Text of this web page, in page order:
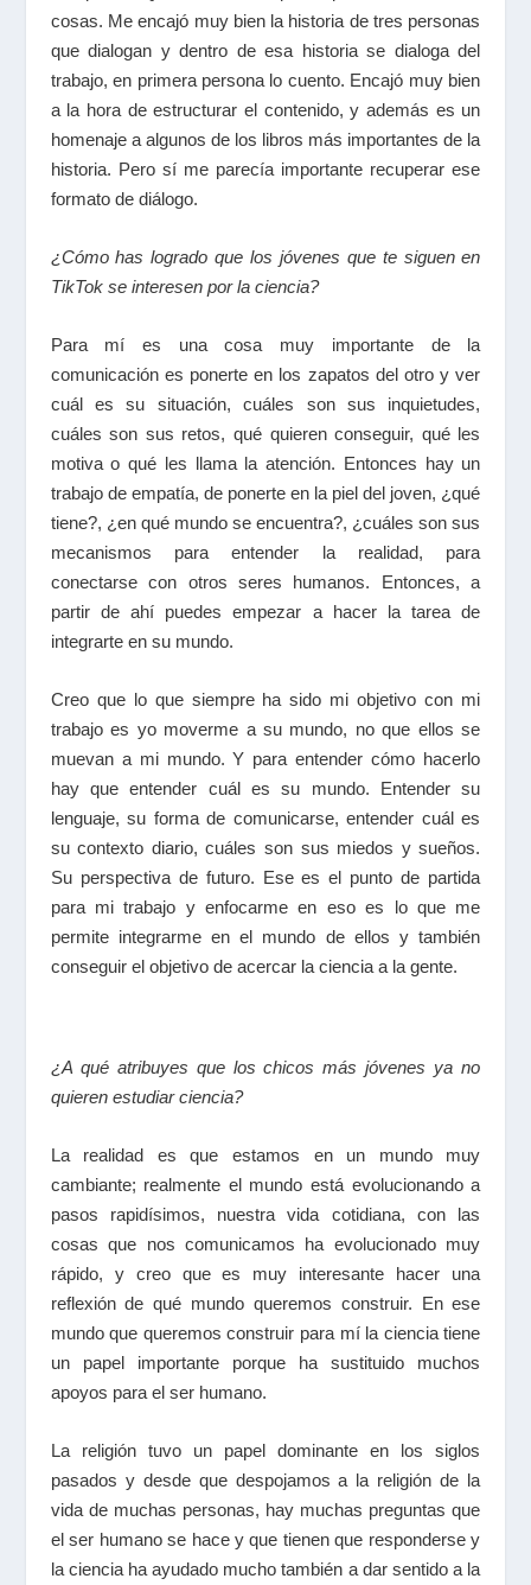
cosas. Me encajó muy bien la historia de tres personas
que dialogan y dentro de esa historia se dialoga del
trabajo, en primera persona lo cuento. Encajó muy bien
a la hora de estructurar el contenido, y además es un
homenaje a algunos de los libros más importantes de la
historia. Pero sí me parecía importante recuperar ese
formato de diálogo.
¿Cómo has logrado que los jóvenes que te siguen en
TikTok se interesen por la ciencia?
Para mí es una cosa muy importante de la
comunicación es ponerte en los zapatos del otro y ver
cuál es su situación, cuáles son sus inquietudes,
cuáles son sus retos, qué quieren conseguir, qué les
motiva o qué les llama la atención. Entonces hay un
trabajo de empatía, de ponerte en la piel del joven, ¿qué
tiene?, ¿en qué mundo se encuentra?, ¿cuáles son sus
mecanismos para entender la realidad, para
conectarse con otros seres humanos. Entonces, a
partir de ahí puedes empezar a hacer la tarea de
integrarte en su mundo.
Creo que lo que siempre ha sido mi objetivo con mi
trabajo es yo moverme a su mundo, no que ellos se
muevan a mi mundo. Y para entender cómo hacerlo
hay que entender cuál es su mundo. Entender su
lenguaje, su forma de comunicarse, entender cuál es
su contexto diario, cuáles son sus miedos y sueños.
Su perspectiva de futuro. Ese es el punto de partida
para mi trabajo y enfocarme en eso es lo que me
permite integrarme en el mundo de ellos y también
conseguir el objetivo de acercar la ciencia a la gente.
¿A qué atribuyes que los chicos más jóvenes ya no
quieren estudiar ciencia?
La realidad es que estamos en un mundo muy
cambiante; realmente el mundo está evolucionando a
pasos rapidísimos, nuestra vida cotidiana, con las
cosas que nos comunicamos ha evolucionado muy
rápido, y creo que es muy interesante hacer una
reflexión de qué mundo queremos construir. En ese
mundo que queremos construir para mí la ciencia tiene
un papel importante porque ha sustituido muchos
apoyos para el ser humano.
La religión tuvo un papel dominante en los siglos
pasados y desde que despojamos a la religión de la
vida de muchas personas, hay muchas preguntas que
el ser humano se hace y que tienen que responderse y
la ciencia ha ayudado mucho también a dar sentido a la